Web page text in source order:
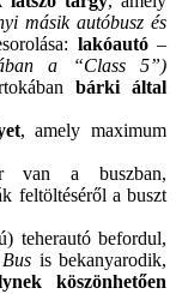
másik autóbusz és
lakóautó–
a “Class 5”)
bárki által
, amely maximum
van a buszban,
feltöltéséről a buszt
teherautó befordul,
is bekanyarodik,
köszönhetően